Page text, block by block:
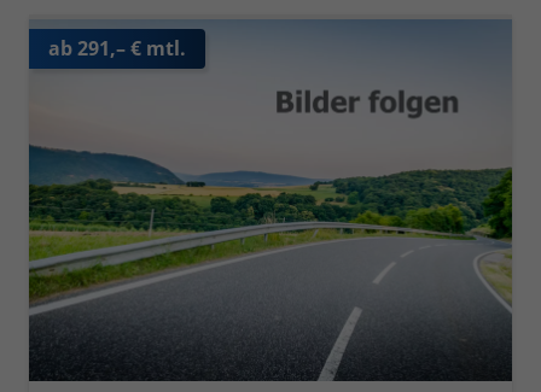
ab 291,– € mtl.